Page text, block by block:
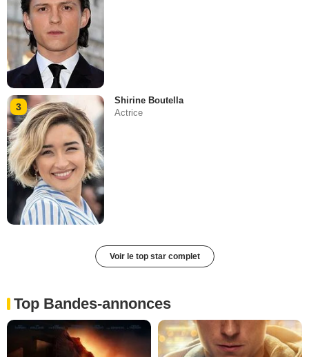
3
Shirine Boutella
Actrice
Voir le top star complet
Top Bandes-annonces